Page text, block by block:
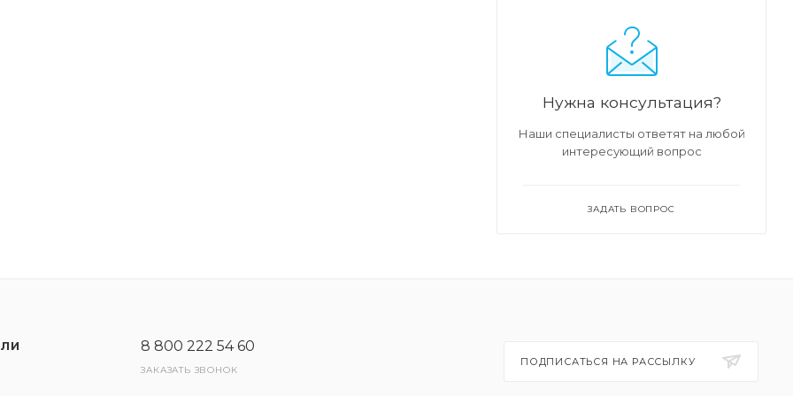
Нужна консультация?
Наши специалисты ответят на любой
интересующий вопрос
ЗАДАТЬ ВОПРОС
8 800 222 54 60
ЗАКАЗАТЬ ЗВОНОК
ПОДПИСАТЬСЯ НА РАССЫЛКУ